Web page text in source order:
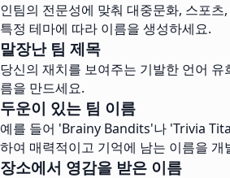
인팀의 전문성에 맞춰 대중문화, 스포츠
특정 테마에 따라 이름을 생성하세요.
말장난 팀 제목
당신의 재치를 보여주는 기발한 언어 유
름을 만드세요.
두운이 있는 팀 이름
예를 들어 'Brainy Bandits'나 'Trivia
하여 매력적이고 기억에 남는 이름을 개
장소에서 영감을 받은 이름